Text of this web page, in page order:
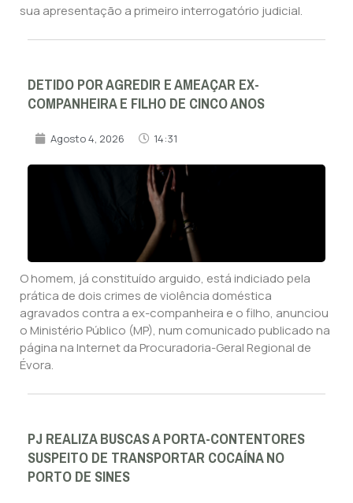
sua apresentação a primeiro interrogatório judicial.
DETIDO POR AGREDIR E AMEAÇAR EX-
COMPANHEIRA E FILHO DE CINCO ANOS
Agosto 4, 2026 14:31
O homem, já constituído arguido, está indiciado pela
prática de dois crimes de violência doméstica
agravados contra a ex-companheira e o filho, anunciou
o Ministério Público (MP), num comunicado publicado na
página na Internet da Procuradoria-Geral Regional de
Évora.
PJ REALIZA BUSCAS A PORTA-CONTENTORES
SUSPEITO DE TRANSPORTAR COCAÍNA NO
PORTO DE SINES